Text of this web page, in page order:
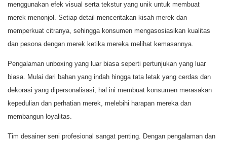
menggunakan efek visual serta tekstur yang unik untuk membuat
merek menonjol. Setiap detail menceritakan kisah merek dan
memperkuat citranya, sehingga konsumen mengasosiasikan kualitas
dan pesona dengan merek ketika mereka melihat kemasannya.
Pengalaman unboxing yang luar biasa seperti pertunjukan yang luar
biasa. Mulai dari bahan yang indah hingga tata letak yang cerdas dan
dekorasi yang dipersonalisasi, hal ini membuat konsumen merasakan
kepedulian dan perhatian merek, melebihi harapan mereka dan
membangun loyalitas.
Tim desainer seni profesional sangat penting. Dengan pengalaman dan